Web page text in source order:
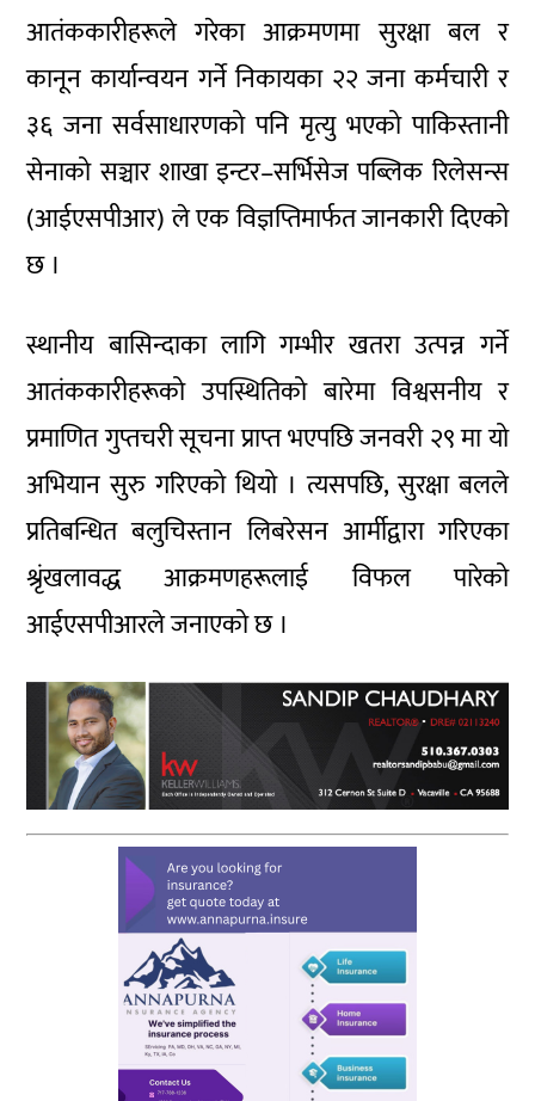
आतंककारीहरूले गरेका आक्रमणमा सुरक्षा बल र
कानून कार्यान्वयन गर्ने निकायका २२ जना कर्मचारी र
३६ जना सर्वसाधारणको पनि मृत्यु भएको पाकिस्तानी
सेनाको सञ्चार शाखा इन्टर–सर्भिसेज पब्लिक रिलेसन्स
(आईएसपीआर) ले एक विज्ञप्तिमार्फत जानकारी दिएको
छ ।
स्थानीय बासिन्दाका लागि गम्भीर खतरा उत्पन्न गर्ने
आतंककारीहरूको उपस्थितिको बारेमा विश्वसनीय र
प्रमाणित गुप्तचरी सूचना प्राप्त भएपछि जनवरी २९ मा यो
अभियान सुरु गरिएको थियो । त्यसपछि, सुरक्षा बलले
प्रतिबन्धित बलुचिस्तान लिबरेसन आर्मीद्वारा गरिएका
श्रृंखलावद्ध आक्रमणहरूलाई विफल पारेको
आईएसपीआरले जनाएको छ ।